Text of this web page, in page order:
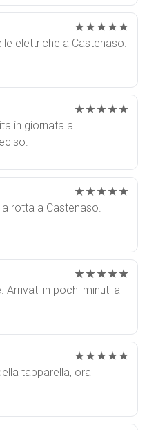
★★★★★
elettriche a Castenaso.
★★★★★
in giornata a
★★★★★
rotta a Castenaso.
★★★★★
in pochi minuti a
★★★★★
tapparella, ora